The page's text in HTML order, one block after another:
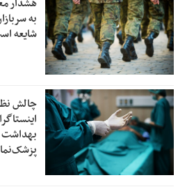
به
شایعه
چالش
بهداشت